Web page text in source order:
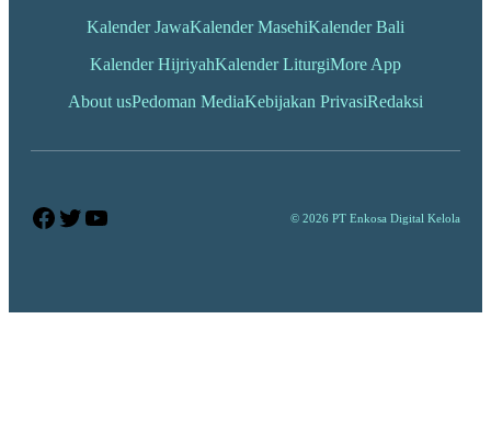
Kalender JawaKalender MasehiKalender Bali
Kalender HijriyahKalender LiturgiMore App
About usPedoman MediaKebijakan PrivasiRedaksi
Facebook
Twitter
YouTube © 2026 PT Enkosa Digital Kelola